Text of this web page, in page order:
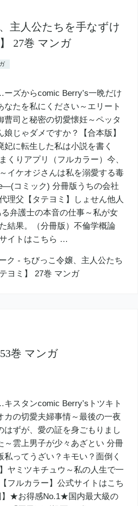
主人公たちを手なずけ
27巻 マンガ
ーズからcomic Berry’s一晩だけ
なたを私にください～エリート
曹司と秘密の切愛懐妊～ペッタ
娘じゃダメですか？【合本版】
妃に転生した私は小説を書く
くりアプリ（フルカラー）今、
イケオジさんは私を溺愛する毒
コミック) 分冊版うちの会社
理父【タテヨミ】しょせん他人
弁護士の本音の仕事～私が女
結果。（分冊版）不倫学概論
イトはこちら …
巻 マンガ
キスタンcomic Berry’sトツキト
カの切愛夫婦事情～最後の一夜
はずが、愛の証を身ごもりまし
～雲上男子が少々あざとい 分冊
私ってうざい？キモい？面倒く
ヤミツキチュウ～私の人生で一
フルカラー】公式サイトはこち
★お得感No.1★国内最大級の